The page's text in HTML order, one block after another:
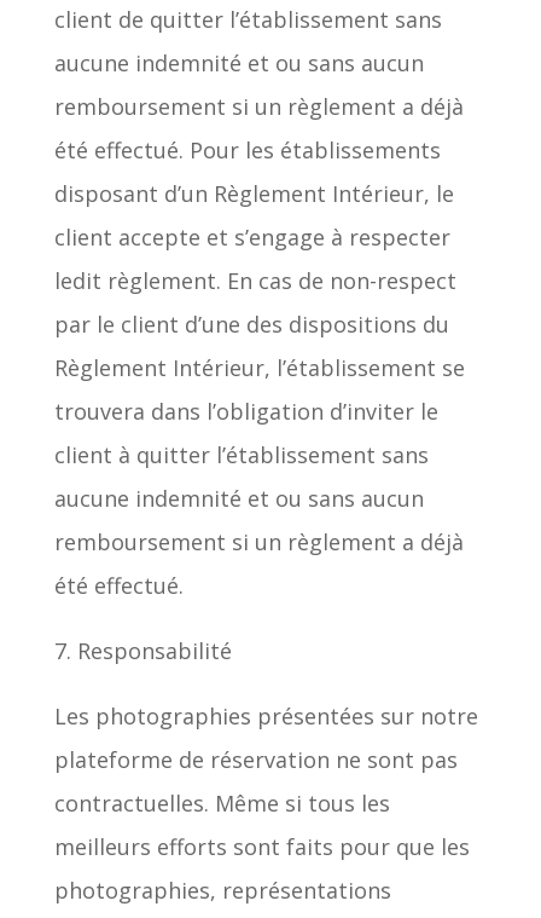
client de quitter l’établissement sans
aucune indemnité et ou sans aucun
remboursement si un règlement a déjà
été effectué. Pour les établissements
disposant d’un Règlement Intérieur, le
client accepte et s’engage à respecter
ledit règlement. En cas de non-respect
par le client d’une des dispositions du
Règlement Intérieur, l’établissement se
trouvera dans l’obligation d’inviter le
client à quitter l’établissement sans
aucune indemnité et ou sans aucun
remboursement si un règlement a déjà
été effectué.
7. Responsabilité
Les photographies présentées sur notre
plateforme de réservation ne sont pas
contractuelles. Même si tous les
meilleurs efforts sont faits pour que les
photographies, représentations